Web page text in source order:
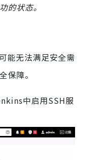
的状态。
能无法满足安全需
保障。
中启用SSH服